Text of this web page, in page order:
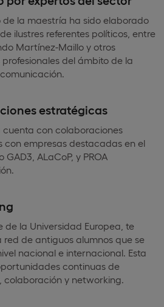
de la maestría ha sido elaborado
ilustres referentes políticos, entre
Martínez-Maillo y otros
del ámbito de la
estratégicas
cuenta con colaboraciones
con empresas destacadas en el
GAD3, ALaCoP, y PROA
de la Universidad Europea, te
red de antiguos alumnos que se
nacional e internacional. Esta
continuas de
colaboración y networking.